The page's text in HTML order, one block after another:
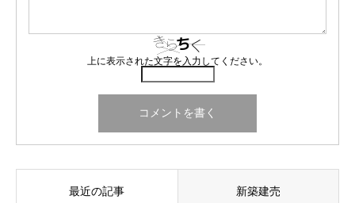
上に表示された文字を入力してください。
最近の記事 新築建売